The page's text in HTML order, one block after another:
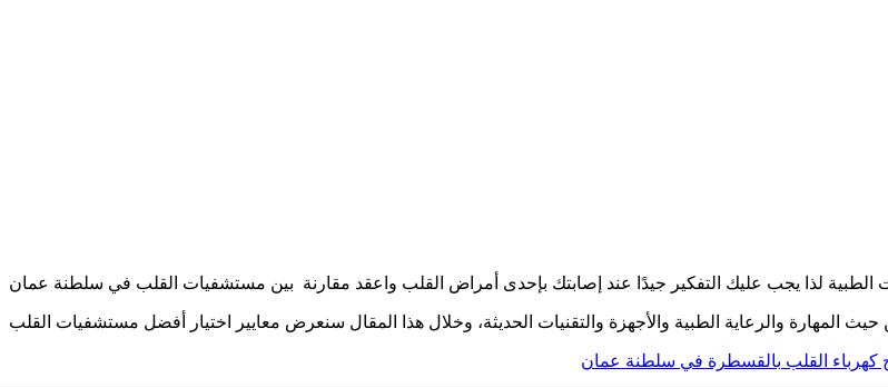
لذا يجب عليك التفكير جيدًا عند إصابتك بإحدى أمراض القلب واعقد مقارنة بين مستشفيات القلب في سلطنة عمان
كهرباء القلب بالقسطرة في سلطنة عمان